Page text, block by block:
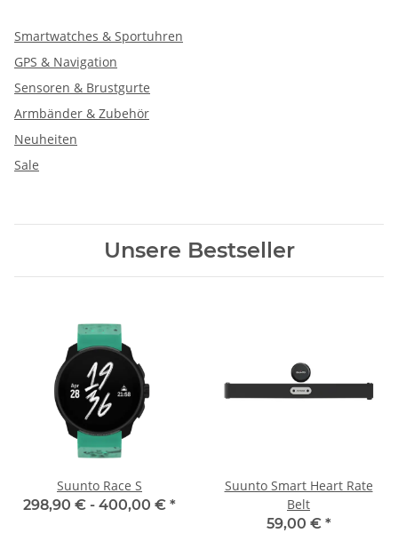
Smartwatches & Sportuhren
GPS & Navigation
Sensoren & Brustgurte
Armbänder & Zubehör
Neuheiten
Sale
Unsere Bestseller
Suunto Race S
298,90 € - 400,00 € *
Suunto Smart Heart Rate
Belt
59,00 € *